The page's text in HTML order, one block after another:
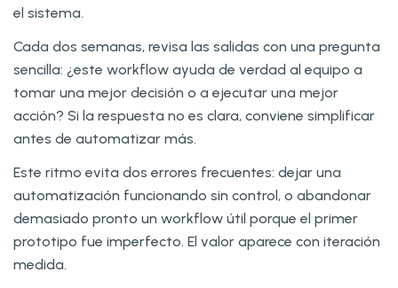
el sistema.
Cada dos semanas, revisa las salidas con una pregunta
sencilla: ¿este workflow ayuda de verdad al equipo a
tomar una mejor decisión o a ejecutar una mejor
acción? Si la respuesta no es clara, conviene simplificar
antes de automatizar más.
Este ritmo evita dos errores frecuentes: dejar una
automatización funcionando sin control, o abandonar
demasiado pronto un workflow útil porque el primer
prototipo fue imperfecto. El valor aparece con iteración
medida.